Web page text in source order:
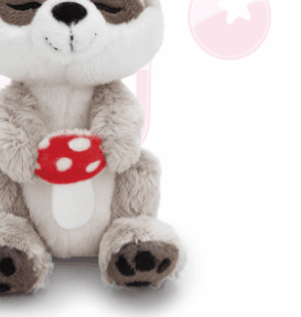
進行付款，方視為交易完成。
不需立刻繳費，但若您需要取消訂單，請聯絡
意取消之訂單仍視為有效，需透過AFTEE先享
享後付 」之結帳頁面顯示為準，若有關於
欲退款等相關疑問，請聯繫「AFTEE先享後付
support/home
公司提供之「AFTEE先享後付」服務完成之交
提供個人資料，並將交易相關給付款項請求債
司。
請瀏覽以下網址：
得法定代理人或監護人之同意方可使用
同意申辦者引起之損失，本公司不負相關責
以上)免運費